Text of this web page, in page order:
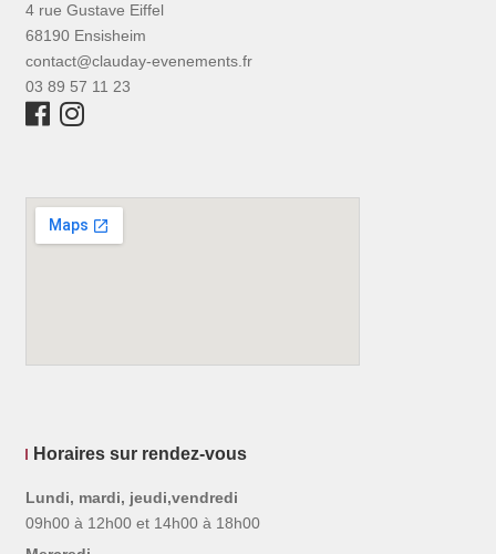
4 rue Gustave Eiffel
68190 Ensisheim
contact@clauday-evenements.fr
03 89 57 11 23
Horaires sur rendez-vous
Lundi, mardi, jeudi,vendredi
09h00 à 12h00 et 14h00 à 18h00